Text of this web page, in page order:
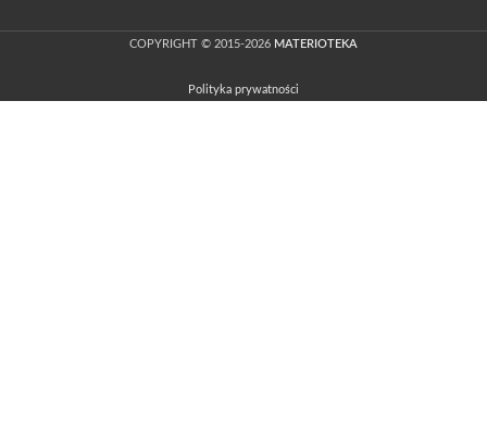
COPYRIGHT © 2015-2026 MATERIOTEKA
Polityka prywatności